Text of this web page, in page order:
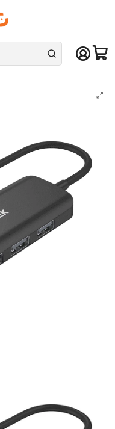
a sábado en el gran
Adaptadores HUB
Puerto Gigabit Enthernet)